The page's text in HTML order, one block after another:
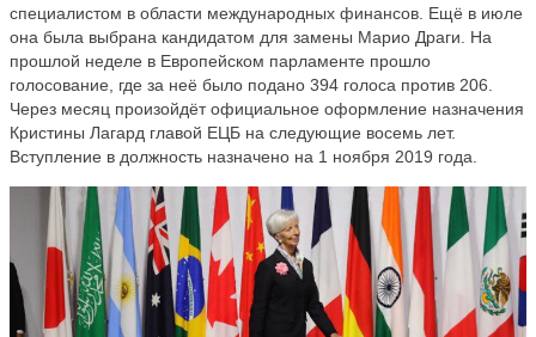
специалистом в области международных финансов. Ещё в июле
она была выбрана кандидатом для замены Марио Драги. На
прошлой неделе в Европейском парламенте прошло
голосование, где за неё было подано 394 голоса против 206.
Через месяц произойдёт официальное оформление назначения
Кристины Лагард главой ЕЦБ на следующие восемь лет.
Вступление в должность назначено на 1 ноября 2019 года.